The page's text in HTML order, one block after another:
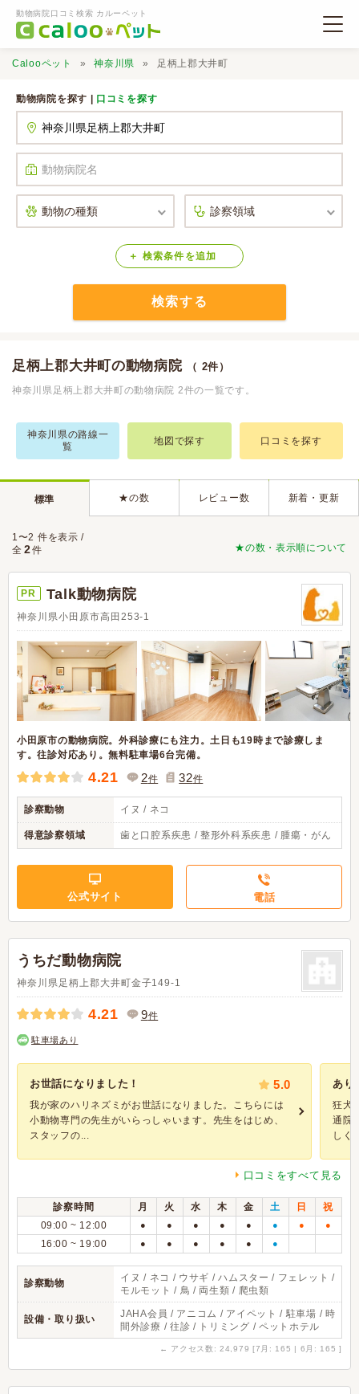
動物病院口コミ検索 カルーペット
口コミ検索
Calooペットとは？
Calooペット 神奈川県 足柄上郡大井町
動物病院を探す | 口コミを探す
検索条件 を追加
検索する
足柄上郡大井町の動物病院 （ 2件）
神奈川県足柄上郡大井町の動物病院 2件の一覧です。
神奈川県の路線一
覧
地図で探す 口コミを探す
標準 ★の数 レビュー数 新着・更新
★の数・表示順について
1〜2 件を表示 /
全 2件
PR Talk動物病院
神奈川県小田原市高田253-1
小田原市の動物病院。外科診療にも注力。土日も19時まで診療しま
す。往診対応あり。無料駐車場6台完備。
4.21 2件 32件
診察動物 イヌ / ネコ
得意診察領域 歯と口腔系疾患 / 整形外科系疾患 / 腫瘍・がん
公式サイト 電話
うちだ動物病院
神奈川県足柄上郡大井町金子149-1
4.21 9件
駐車場あり
お世話になりました！ 5.0
我が家のハリネズミがお世話になりました。こちらには
小動物専門の先生がいらっしゃいます。先生をはじめ、
スタッフの...
あり
狂犬
通院
しく
口コミをすべて見る
診察時間 月 火 水 木 金 土 日
祝
09:00 ~ 12:00
● ● ● ● ● ● ● ●
16:00 ~ 19:00 ● ● ● ● ● ●
診察動物
イヌ / ネコ / ウサギ / ハムスター / フェレット /
モルモット / 鳥 / 両生類 / 爬虫類
設備・取り扱い
JAHA会員 / アニコム / アイペット / 駐車場 / 時
間外診療 / 往診 / トリミング / ペットホテル
← アクセス数: 24,979 [7月: 165 | 6月: 165 ]